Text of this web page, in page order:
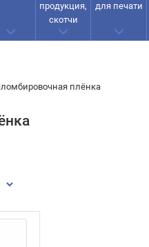
продукция,
скотчи
для печати
плёнка